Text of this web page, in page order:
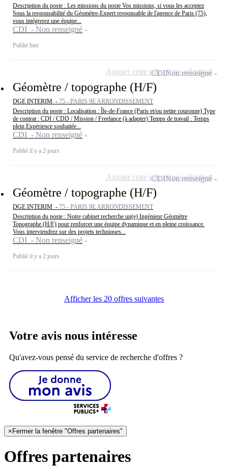
Description du poste : Les missions du poste Vos missions, si vous les acceptez
Sous la responsabilité du Géomètre-Expert responsable de l'agence de Paris (75),
vous intégrerez une équipe...
CDI - Non renseigné
Publié hier
Géomètre / topographe (H/F)
DGE INTERIM - 75 - PARIS 9E ARRONDISSEMENT
Description du poste : Localisation : Île-de-France (Paris et/ou petite couronne) Type
de contrat : CDI / CDD / Mission / Freelance (à adapter) Temps de travail : Temps
plein Expérience souhaitée...
CDI - Non renseigné
Publié il y a 2 jours
CDINon renseigné
Ajouter cette offre à ma sélection
Géomètre / topographe (H/F)
DGE INTERIM - 75 - PARIS 9E ARRONDISSEMENT
Description du poste : Notre cabinet recherche un(e) Ingénieur Géomètre
Topographe (H/F) pour renforcer une équipe dynamique et en pleine croissance.
Vous interviendrez sur des projets techniques...
CDI - Non renseigné
Publié il y a 2 jours
CDINon renseigné
Ajouter cette offre à ma sélection
Afficher les 20 offres suivantes
Votre avis nous intéresse
Qu'avez-vous pensé du service de recherche d'offres ?
×Fermer la fenêtre "Offres partenaires"
Offres partenaires